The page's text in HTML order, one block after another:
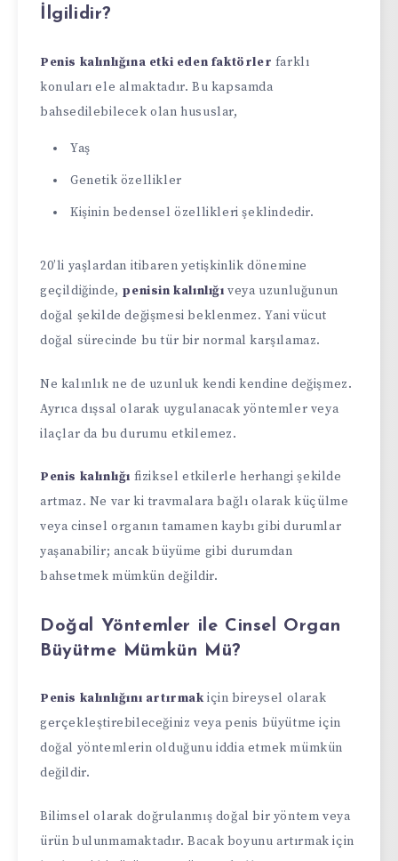
İlgilidir?
Penis kalınlığına etki eden faktörler farklı
konuları ele almaktadır. Bu kapsamda
bahsedilebilecek olan hususlar,
Yaş
Genetik özellikler
Kişinin bedensel özellikleri şeklindedir.
20’li yaşlardan itibaren yetişkinlik dönemine
geçildiğinde, penisin kalınlığı veya uzunluğunun
doğal şekilde değişmesi beklenmez. Yani vücut
doğal sürecinde bu tür bir normal karşılamaz.
Ne kalınlık ne de uzunluk kendi kendine değişmez.
Ayrıca dışsal olarak uygulanacak yöntemler veya
ilaçlar da bu durumu etkilemez.
Penis kalınlığı fiziksel etkilerle herhangi şekilde
artmaz. Ne var ki travmalara bağlı olarak küçülme
veya cinsel organın tamamen kaybı gibi durumlar
yaşanabilir; ancak büyüme gibi durumdan
bahsetmek mümkün değildir.
Doğal Yöntemler ile Cinsel Organ
Büyütme Mümkün Mü?
Penis kalınlığını artırmakiçin bireysel olarak
gerçekleştirebileceğiniz veya penis büyütme için
doğal yöntemlerin olduğunu iddia etmek mümkün
değildir.
Bilimsel olarak doğrulanmış doğal bir yöntem veya
ürün bulunmamaktadır. Bacak boyunu artırmak için